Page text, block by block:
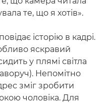
те, що я хотів».
історію в кадрі.
яскравий
у плямі світла
Непомітно
зміг зробити
чоловіка. Для